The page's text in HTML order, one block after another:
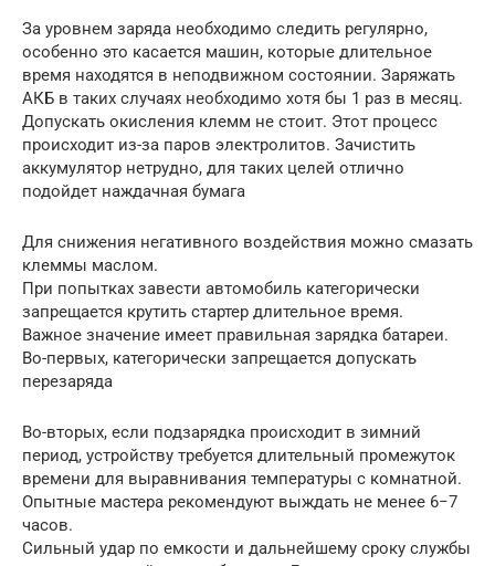
За уровнем заряда необходимо следить регулярно,
особенно это касается машин, которые длительное
время находятся в неподвижном состоянии. Заряжать
АКБ в таких случаях необходимо хотя бы 1 раз в месяц.
Допускать окисления клемм не стоит. Этот процесс
происходит из-за паров электролитов. Зачистить
аккумулятор нетрудно, для таких целей отлично
подойдет наждачная бумага
Для снижения негативного воздействия можно смазать
клеммы маслом.
При попытках завести автомобиль категорически
запрещается крутить стартер длительное время.
Важное значение имеет правильная зарядка батареи.
Во-первых, категорически запрещается допускать
перезаряда
Во-вторых, если подзарядка происходит в зимний
период, устройству требуется длительный промежуток
времени для выравнивания температуры с комнатной.
Опытные мастера рекомендуют выждать не менее 6−7
часов.
Сильный удар по емкости и дальнейшему сроку службы